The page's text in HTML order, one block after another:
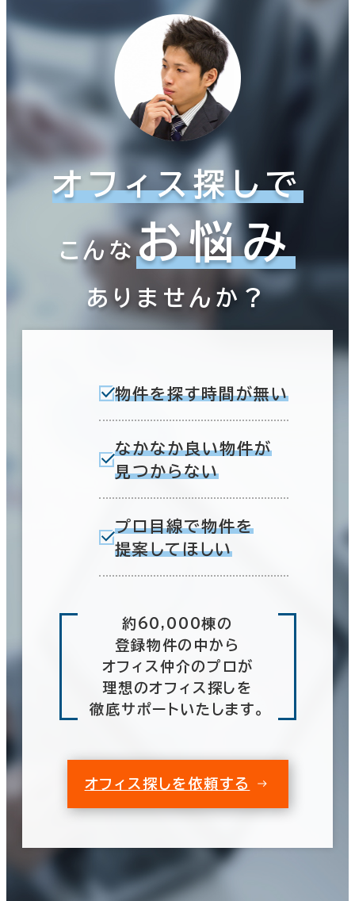
オフィス探しで
こんなお悩み
ありませんか？
物件を探す時間が無い
なかなか良い物件が
見つからない
プロ目線で物件を
提案してほしい
約60,000棟の
登録物件の中から
オフィス仲介のプロが
理想のオフィス探しを
徹底サポートいたします。
オフィス探しを依頼する